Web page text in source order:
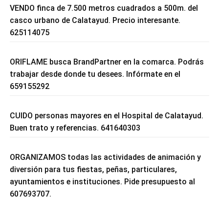
VENDO finca de 7.500 metros cuadrados a 500m. del
casco urbano de Calatayud. Precio interesante.
625114075
ORIFLAME busca BrandPartner en la comarca. Podrás
trabajar desde donde tu desees. Infórmate en el
659155292
CUIDO personas mayores en el Hospital de Calatayud.
Buen trato y referencias. 641640303
ORGANIZAMOS todas las actividades de animación y
diversión para tus fiestas, peñas, particulares,
ayuntamientos e instituciones. Pide presupuesto al
607693707.